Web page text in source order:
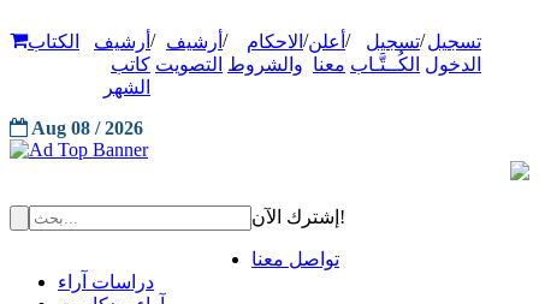
تسجيل
الدخول
/تسجيل
الكُــتَّـاب
/ أعلن
معنا
/ الاحكام
والشروط
/ أرشيف
التصويت
/ أرشيف
كاتب
الشهر
الكتاب
Aug 08 / 2026
إشترك الآن!
تواصل معنا
دراسات آراء